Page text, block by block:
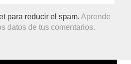
para reducir el spam.Aprende
datos de tus comentarios.